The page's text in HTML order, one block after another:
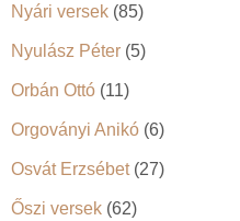
Nyári versek (85)
Nyulász Péter (5)
Orbán Ottó (11)
Orgoványi Anikó (6)
Osvát Erzsébet(27)
Őszi versek (62)